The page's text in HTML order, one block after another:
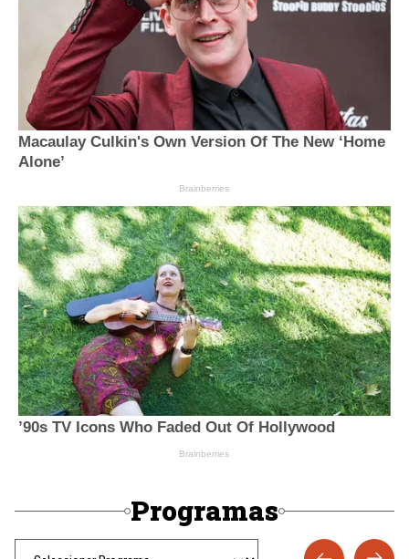
Programas